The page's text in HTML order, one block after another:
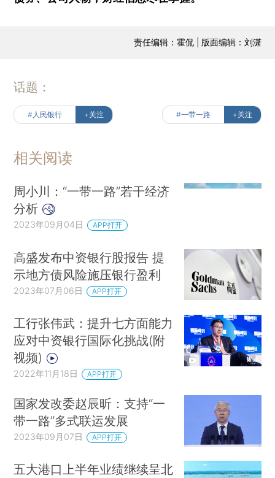
责任编辑：霍侃 | 版面编辑：刘潇
话题：
#人民银行 +关注 #一带一路 +关注
相关阅读
周小川：“一带一路”若干经济
分析
2023年09月04日 APP打开
高盛发布中资银行股报告 提
示地方债风险施压银行盈利
2023年07月06日 APP打开
工行张伟武：提升七方面能力
应对中资银行国际化挑战(附
视频)
2022年11月18日 APP打开
国家发改委赵辰昕：支持“一
带一路”多式联运发展
2023年09月07日 APP打开
五大港口上半年业绩继续呈北